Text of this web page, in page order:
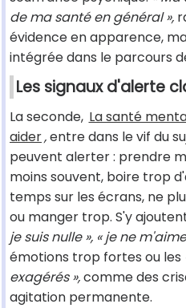
de ma santé en général »,
évidence en apparence,
intégrée dans le parcours
Les signaux d'alerte
La seconde, La santé
aider,entre dans le vif du
peuvent alerter : prendre
moins souvent, boire trop
temps sur les écrans, ne
ou manger trop. S'y
je suis nulle », « je ne
émotions trop fortes ou les
exagérés »,comme des
agitation permanente.